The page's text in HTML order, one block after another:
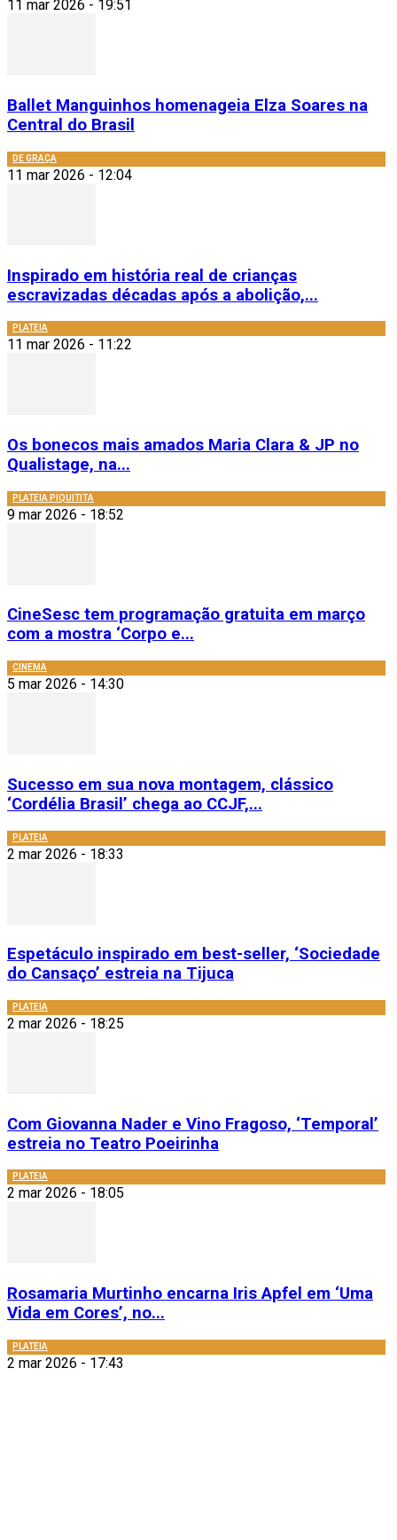
11 mar 2026 - 19:51
Ballet Manguinhos homenageia Elza Soares na
Central do Brasil
DE GRAÇA
11 mar 2026 - 12:04
Inspirado em história real de crianças
escravizadas décadas após a abolição,...
PLATEIA
11 mar 2026 - 11:22
Os bonecos mais amados Maria Clara & JP no
Qualistage, na...
PLATEIA PIQUITITA
9 mar 2026 - 18:52
CineSesc tem programação gratuita em março
com a mostra ‘Corpo e...
CINEMA
5 mar 2026 - 14:30
Sucesso em sua nova montagem, clássico
‘Cordélia Brasil’ chega ao CCJF,...
PLATEIA
2 mar 2026 - 18:33
Espetáculo inspirado em best-seller, ‘Sociedade
do Cansaço’ estreia na Tijuca
PLATEIA
2 mar 2026 - 18:25
Com Giovanna Nader e Vino Fragoso, ‘Temporal’
estreia no Teatro Poeirinha
PLATEIA
2 mar 2026 - 18:05
Rosamaria Murtinho encarna Iris Apfel em ‘Uma
Vida em Cores’, no...
PLATEIA
2 mar 2026 - 17:43